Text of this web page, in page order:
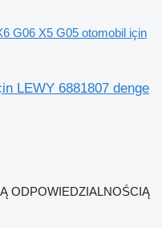
G06 X5 G05 otomobil için
LEWY 6881807 denge
ODPOWIEDZIALNOŚCIĄ